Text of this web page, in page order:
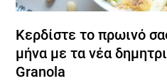
Kερδίστε το πρωινό
μήνα με τα νέα
Granola